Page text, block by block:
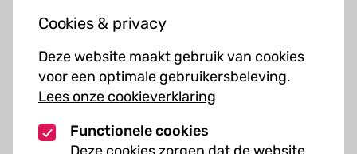
Cookies & privacy
Deze website maakt gebruik van cookies
voor een optimale gebruikersbeleving.
Lees onze cookieverklaring
Functionele cookies
Muziekcursussen
Kunst cursussen
Over ons